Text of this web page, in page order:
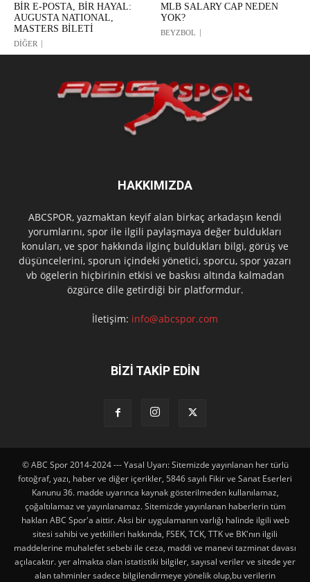
BİR E-POSTA, BİR HAYAL:
AUGUSTA NATIONAL,
MASTERS BİLETİ
DİĞER
MLB SALARY CAP NEDEN
YOK?
BEYZBOL
HAKKIMIZDA
ABCSPOR, yazmaktan keyif alan birkaç arkadaşın kendi
yorumlarını, spor ile ilgili paylaşmaya değer buldukları
konuları, ve spor hakkında ilginç buldukları bilgi, görüş ve
düşüncelerini, sporun içindeki yönetici, sporcu, spor yazarı
vb ögelerin hiçbirinin etkisi ve baskısı altında kalmadan
özgürce dile getirdiği bir platformdur.
İletişim: info@abcspor.com
BİZİ TAKİP EDİN
© ABC Spor 2014-2024 --- Yasal Uyarı: Sitemizde yayınlanan her türlü
fotoğraf, yazı, haber ve diğer içerikler, 5846 sayılı Fikir ve Sanat Eserleri
Kanunu 36. madde uyarınca kaynak gösterilmeden kullanılamaz,
çoğaltılamaz ve yayınlanamaz. Sitemizde yayınlanan haberlerin tüm
hakları ABC Spor'a aittir. Aksi bir uygulamanın varlığı halinde ilgili web
sitesi sahibi ve yetkilileri hakkında, FSEK, TCK, TTK ve BK'nın ilgili
maddelerine muhalefet sebebi ile ceza, maddi ve manevi tazminat davası
açılacaktır. yer almakta olan istatistiki bilgiler, sayısal veriler ve sitede yer
alan tahminler sadece bilgilendirmeye yönelik olup,bu verilerin